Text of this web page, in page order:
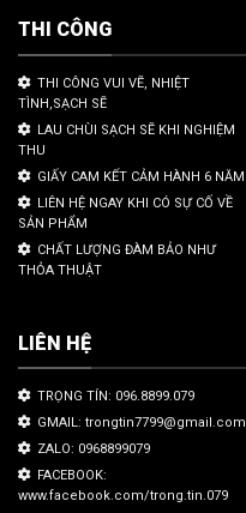
THI CÔNG
THI CÔNG VUI VẼ, NHIỆT
TÌNH,SẠCH SẼ
LAU CHÙI SẠCH SẼ KHI NGHIỆM
THU
GIẤY CAM KẾT CẢM HÀNH 6 NĂM
LIÊN HỆ NGAY KHI CÓ SỰ CỐ VỀ
SẢN PHẨM
CHẤT LƯỢNG ĐÀM BẢO NHƯ
THỎA THUẬT
LIÊN HỆ
TRỌNG TÍN: 096.8899.079
GMAIL: trongtin7799@gmail.com
ZALO: 0968899079
FACEBOOK:
www.facebook.com/trong.tin.079